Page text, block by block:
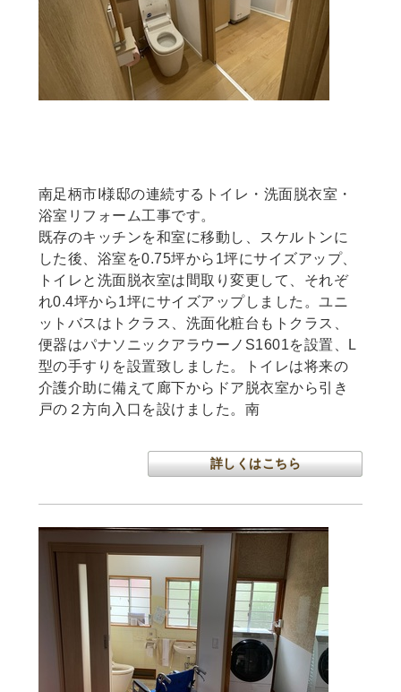
南足柄市I様邸の連続するトイレ・洗面脱衣室・
浴室リフォーム工事です。
既存のキッチンを和室に移動し、スケルトンに
した後、浴室を0.75坪から1坪にサイズアップ、
トイレと洗面脱衣室は間取り変更して、それぞ
れ0.4坪から1坪にサイズアップしました。ユニ
ットバスはトクラス、洗面化粧台もトクラス、
便器はパナソニックアラウーノS1601を設置、L
型の手すりを設置致しました。トイレは将来の
介護介助に備えて廊下からドア脱衣室から引き
戸の２方向入口を設けました。南
詳しくはこちら